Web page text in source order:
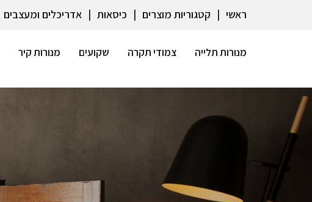
ראשי קטגוריות מוצרים כיסאות אדריכלים ומעצבים
מנורות תלייה צמודי תקרה שקועים מנורות קיר